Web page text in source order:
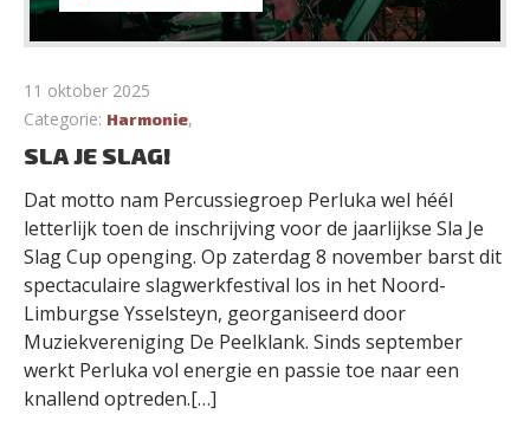
11 oktober 2025
Categorie: Harmonie,
SLA JE SLAG!
Dat motto nam Percussiegroep Perluka wel héél
letterlijk toen de inschrijving voor de jaarlijkse Sla Je
Slag Cup openging. Op zaterdag 8 november barst dit
spectaculaire slagwerkfestival los in het Noord-
Limburgse Ysselsteyn, georganiseerd door
Muziekvereniging De Peelklank. Sinds september
werkt Perluka vol energie en passie toe naar een
knallend optreden.[…]